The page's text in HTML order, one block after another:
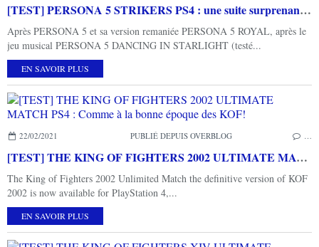
[TEST] PERSONA 5 STRIKERS PS4 : une suite surprenante et éclatante dans sa forme
Après PERSONA 5 et sa version remaniée PERSONA 5 ROYAL, après le
jeu musical PERSONA 5 DANCING IN STARLIGHT (testé...
EN SAVOIR PLUS
22/02/2021 PUBLIÉ DEPUIS OVERBLOG
[TEST] THE KING OF FIGHTERS 2002 ULTIMATE MATCH PS4 : Comme à la bonne époque des KOF!
The King of Fighters 2002 Unlimited Match the definitive version of KOF
2002 is now available for PlayStation 4,...
EN SAVOIR PLUS